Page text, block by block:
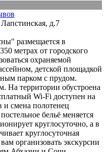
д.7
размещается в
метрах от городского
охраняемой
детской площадкой
парком с прудом.
На территории обустроена
Wi-Fi доступен на
и смена полотенец
бельё меняется
круглосуточно, а в
круглосуточная
организовать экскурсии